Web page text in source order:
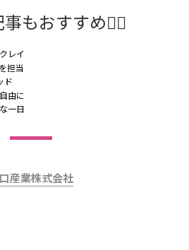
もおすすめ🤸‍♀️
レイ
担当
ド
由に
一日
産業株式会社